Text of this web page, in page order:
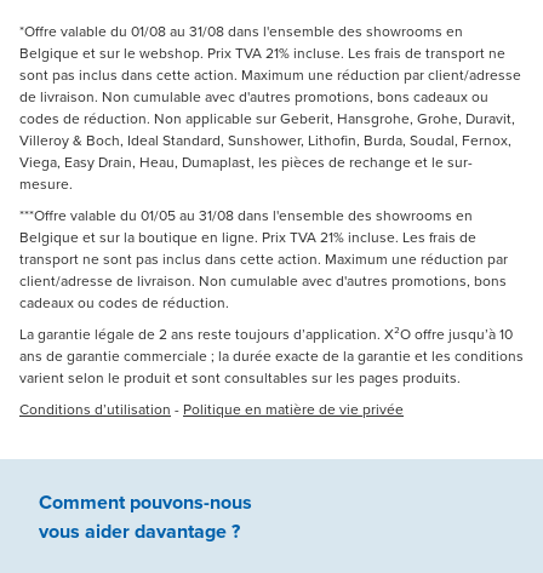
*Offre valable du 01/08 au 31/08 dans l'ensemble des showrooms en
Belgique et sur le webshop. Prix TVA 21% incluse. Les frais de transport ne
sont pas inclus dans cette action. Maximum une réduction par client/adresse
de livraison. Non cumulable avec d'autres promotions, bons cadeaux ou
codes de réduction. Non applicable sur Geberit, Hansgrohe, Grohe, Duravit,
Villeroy & Boch, Ideal Standard, Sunshower, Lithofin, Burda, Soudal, Fernox,
Viega, Easy Drain, Heau, Dumaplast, les pièces de rechange et le sur-
mesure.
***Offre valable du 01/05 au 31/08 dans l'ensemble des showrooms en
Belgique et sur la boutique en ligne. Prix TVA 21% incluse. Les frais de
transport ne sont pas inclus dans cette action. Maximum une réduction par
client/adresse de livraison. Non cumulable avec d'autres promotions, bons
cadeaux ou codes de réduction.
La garantie légale de 2 ans reste toujours d’application. X²O offre jusqu’à 10
ans de garantie commerciale ; la durée exacte de la garantie et les conditions
varient selon le produit et sont consultables sur les pages produits.
Conditions d’utilisation - Politique en matière de vie privée
Comment pouvons-nous
vous aiderdavantage ?